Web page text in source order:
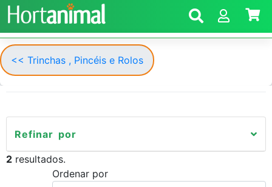
<< Trinchas , Pincéis e Rolos
Refinar por
2 resultados.
Ordenar por